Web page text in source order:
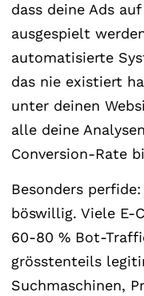
dass deine Ads
ausgespielt
automatisierte
das nie existiert
unter deinen
alle deine
Conversion-Rate
Besonders
böswillig. Viele E-
60-80 % Bot-
grösstenteils
Suchmaschinen,